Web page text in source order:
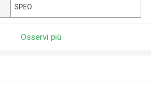
SPEO
Osservi più